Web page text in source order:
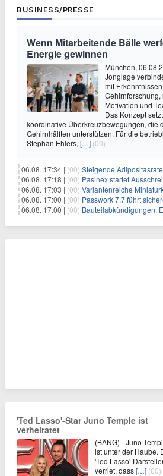
BUSINESS/PRESSE
Wenn Mitarbeitende Bälle
Energie gewinnen
München,
Jonglage
mit
Gehirnforschung,
Motivation und
Das Konzept
koordinative Überkreuzbewegungen, die
Gehirnhälften unterstützen. Für die
Stephan Ehlers, […] (00)
06.08. 17:34 | (00) Steigende Adipositasrate zeigt strukturellen
06.08. 17:18 | (00) Pasinex startet Ausschreibung für hochgradiges
06.08. 17:03 | (00) Variantenreiche
06.08. 17:00 | (00) Passwork 7.7 führt sicheren Offline-
06.08. 17:00 | (00) Bauteilabkündigungen: Eine
'Ted Lasso'-Star Juno Temple ist
verheiratet
(BANG) - Juno
ist unter der Haube.
'Ted Lasso'-
verriet, dass[…] (00)